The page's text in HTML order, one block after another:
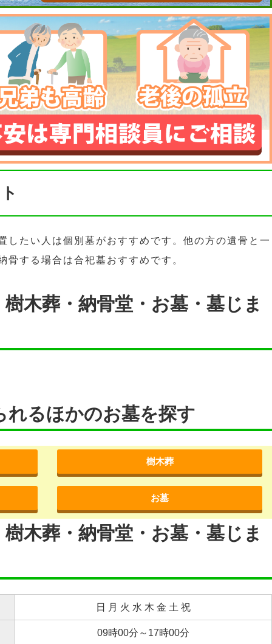
したい人は個別墓がおすすめです。他の方の遺骨と一
骨する場合は合祀墓おすすめです。
木葬・納骨堂・お墓・墓じま
れるほかのお墓を探す
樹木葬
お墓
木葬・納骨堂・お墓・墓じま
日 月 火 水 木 金 土 祝
09時00分～17時00分